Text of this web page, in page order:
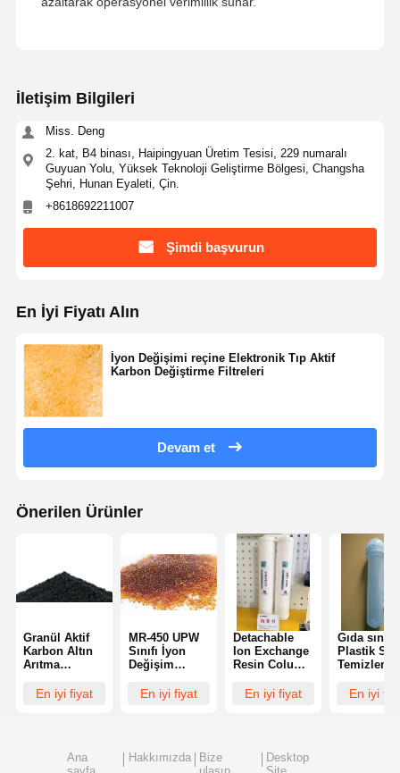
İletişim Bilgileri
Miss. Deng
2. kat, B4 binası, Haipingyuan Üretim Tesisi, 229 numaralı
Guyuan Yolu, Yüksek Teknoloji Geliştirme Bölgesi, Changsha
Şehri, Hunan Eyaleti, Çin.
+8618692211007
Şimdi başvurun
En İyi Fiyatı Alın
İyon Değişimi reçine Elektronik Tıp Aktif
Karbon Değiştirme Filtreleri
Devam et
Önerilen Ürünler
Granül Aktif
Karbon Altın
Arıtma
Su Arıtma
Fotokatalizör
En iyi fiyat
MR-450 UPW
Sınıfı İyon
Değişim
Düşük PPB
Seviyeleri
En iyi fiyat
Detachable
Ion Exchange
Resin Column
Purification
Consumables
En iyi fiyat
Gıda sınıfı
Plastik Su
Temizleme
En iyi
Ana
Hakkımızda
Bize
Desktop